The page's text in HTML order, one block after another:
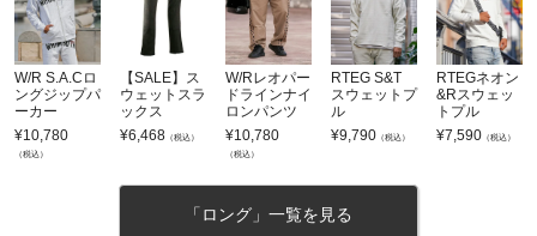
W/R S.A.Cロ
ングジップパ
ーカー
¥10,780
（税込）
【SALE】ス
ウェットスラ
ックス
¥6,468 （税込）
W/Rレオパー
ドラインナイ
ロンパンツ
¥10,780
（税込）
RTEG S&T
スウェットプ
ル
¥9,790 （税込）
RTEGネオン
&Rスウェッ
トプル
¥7,590 （税込）
「ロング」一覧を見る